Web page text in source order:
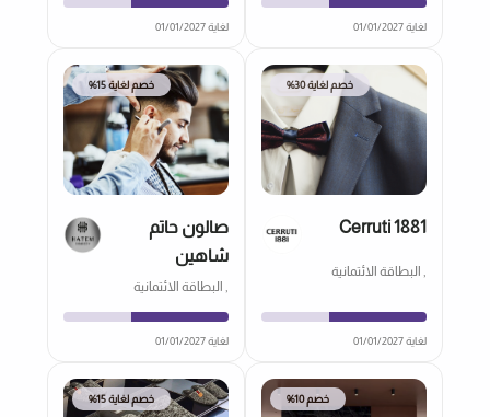
لغاية 01/01/2027 لغاية 01/01/2027
خصم لغاية 30%
Cerruti 1881
, البطاقة الائتمانية
لغاية 01/01/2027
خصم لغاية 15%
صالون حاتم
شاهين
, البطاقة الائتمانية
لغاية 01/01/2027
خصم 10% خصم لغاية 15%